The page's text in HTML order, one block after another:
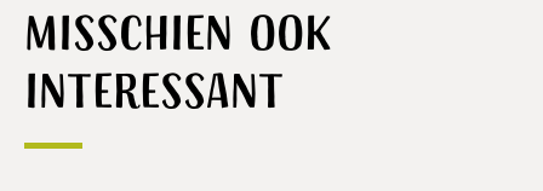
Misschien ook
interessant